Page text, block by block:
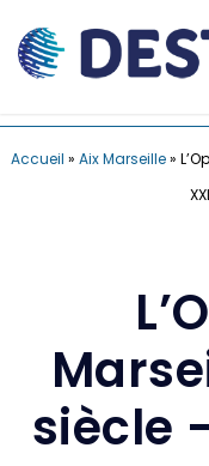
Accueil » Aix Marseille»
siècle